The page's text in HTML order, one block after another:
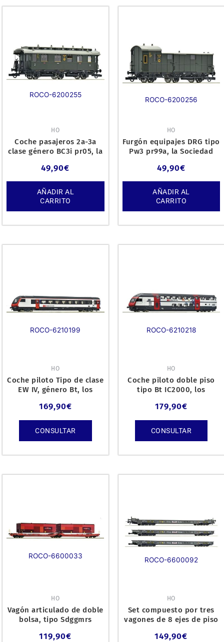
ROCO-6200255
HO
Coche pasajeros 2a-3a
clase género BC3i pr05, la
49,90€
AÑADIR AL
CARRITO
ROCO-6200256
HO
Furgón equipajes DRG tipo
Pw3 pr99a, la Sociedad
49,90€
AÑADIR AL
CARRITO
ROCO-6210199
HO
Coche piloto Tipo de clase
EW IV, género Bt, los
169,90€
CONSULTAR
ROCO-6210218
HO
Coche piloto doble piso
tipo Bt IC2000, los
179,90€
CONSULTAR
ROCO-6600033
HO
Vagón articulado de doble
bolsa, tipo Sdggmrs
119,90€
ROCO-6600092
HO
Set compuesto por tres
vagones de 8 ejes de piso
149,90€